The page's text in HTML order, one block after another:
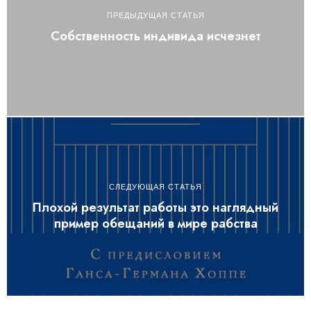
ПРЕДЫДУЩАЯ СТАТЬЯ
Собственность индивида исчезнет
СЛЕДУЮЩАЯ СТАТЬЯ
Плохой результат работы это наглядный
пример обещаний в мире рабства